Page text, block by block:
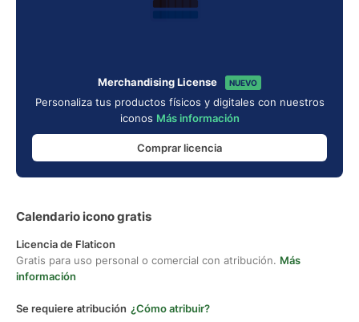
Merchandising License NUEVO
Personaliza tus productos físicos y digitales con nuestros
iconos Más información
Comprar licencia
Calendario icono gratis
Licencia de Flaticon
Gratis para uso personal o comercial con atribución. Más
información
Se requiere atribución ¿Cómo atribuir?